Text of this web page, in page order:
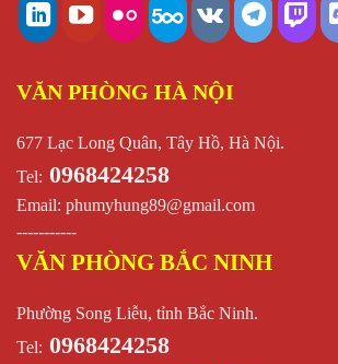
VĂN PHÒNG HÀ NỘI
677 Lạc Long Quân, Tây Hồ, Hà Nội.
Tel: 0968424258
Email: phumyhung89@gmail.com
-----------
VĂN PHÒNG BẮC NINH
Phường Song Liễu, tỉnh Bắc Ninh.
Tel: 0968424258